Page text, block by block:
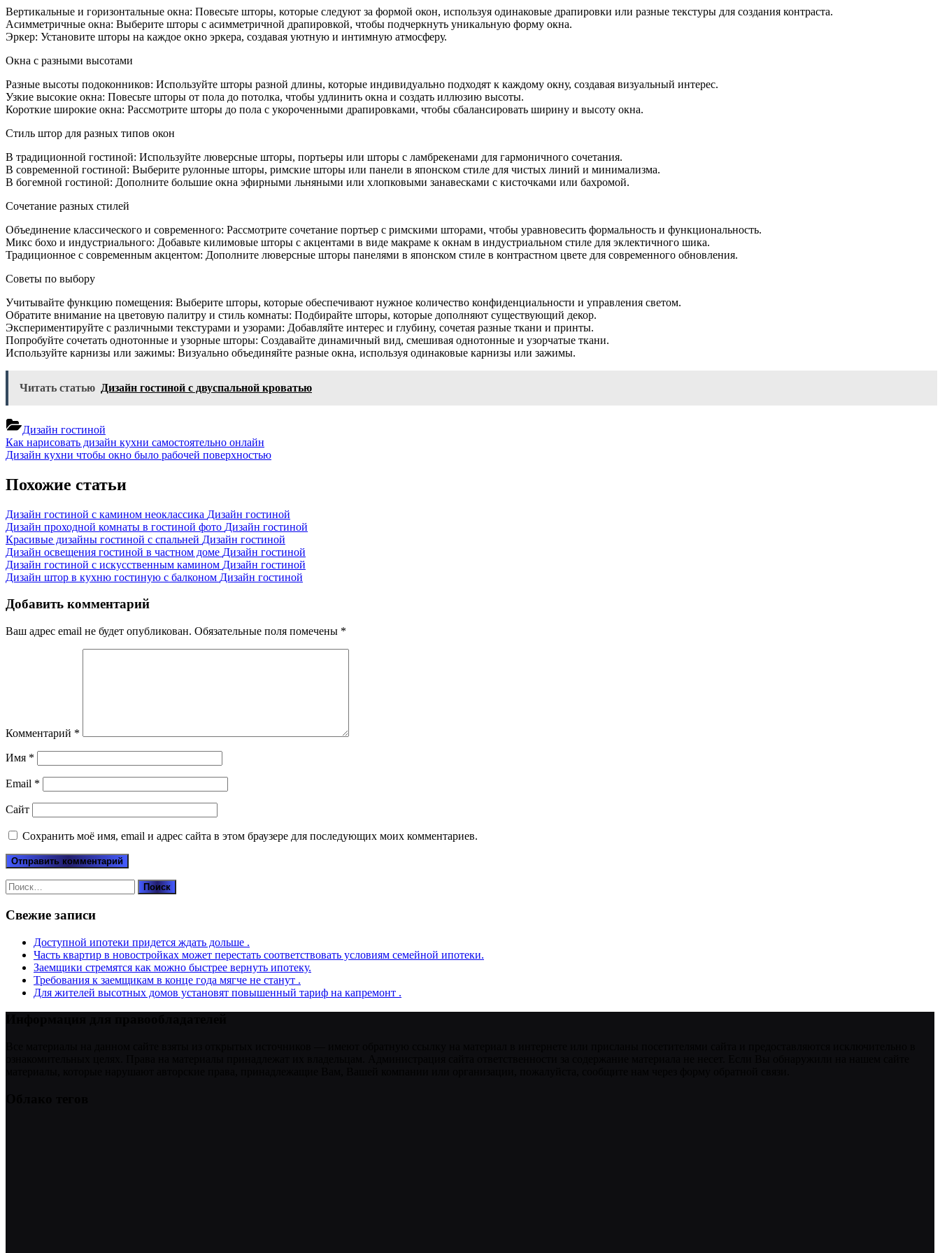
гостиную
с
разными
Вертикальные и горизонтальные окна: Повесьте шторы, которые следуют за формой окон, используя одинаковые драпировки или разные текстуры для создания контраста.
Асимметричные окна: Выберите шторы с асимметричной драпировкой, чтобы подчеркнуть уникальную форму окна.
Эркер: Установите шторы на каждое окно эркера, создавая уютную и интимную атмосферу.
Окна с разными высотами
Разные высоты подоконников: Используйте шторы разной длины, которые индивидуально подходят к каждому окну, создавая визуальный интерес.
Узкие высокие окна: Повесьте шторы от пола до потолка, чтобы удлинить окна и создать иллюзию высоты.
Короткие широкие окна: Рассмотрите шторы до пола с укороченными драпировками, чтобы сбалансировать ширину и высоту окна.
Стиль штор для разных типов окон
В традиционной гостиной: Используйте люверсные шторы, портьеры или шторы с ламбрекенами для гармоничного сочетания.
В современной гостиной: Выберите рулонные шторы, римские шторы или панели в японском стиле для чистых линий и минимализма.
В богемной гостиной: Дополните большие окна эфирными льняными или хлопковыми занавесками с кисточками или бахромой.
Сочетание разных стилей
Объединение классического и современного: Рассмотрите сочетание портьер с римскими шторами, чтобы уравновесить формальность и функциональность.
Микс бохо и индустриального: Добавьте килимовые шторы с акцентами в виде макраме к окнам в индустриальном стиле для эклектичного шика.
Традиционное с современным акцентом: Дополните люверсные шторы панелями в японском стиле в контрастном цвете для современного обновления.
Советы по выбору
Учитывайте функцию помещения: Выберите шторы, которые обеспечивают нужное количество конфиденциальности и управления светом.
Обратите внимание на цветовую палитру и стиль комнаты: Подбирайте шторы, которые дополняют существующий декор.
Экспериментируйте с различными текстурами и узорами: Добавляйте интерес и глубину, сочетая разные ткани и принты.
Попробуйте сочетать однотонные и узорные шторы: Создавайте динамичный вид, смешивая однотонные и узорчатые ткани.
Используйте карнизы или зажимы: Визуально объединяйте разные окна, используя одинаковые карнизы или зажимы.
Читать статью Дизайн гостиной с двуспальной кроватью
Дизайн гостиной
Навигация
по
записям
Previous
Post:
Как нарисовать дизайн кухни самостоятельно онлайн
Next
Дизайн кухни чтобы окно было рабочей поверхностью
Похожие статьи
Дизайн гостиной с камином неоклассика Дизайн гостиной
Дизайн проходной комнаты в гостиной фото Дизайн гостиной
Красивые дизайны гостиной с спальней Дизайн гостиной
Дизайн освещения гостиной в частном доме Дизайн гостиной
Дизайн гостиной с искусственным камином Дизайн гостиной
Дизайн штор в кухню гостиную с балконом Дизайн гостиной
Добавить комментарий
Ваш адрес email не будет опубликован. Обязательные поля помечены *
Комментарий *
Имя *
Email *
Сайт
Сохранить моё имя, email и адрес сайта в этом браузере для последующих моих комментариев.
Найти:
Свежие записи
Доступной ипотеки придется ждать дольше .
Часть квартир в новостройках может перестать соответствовать условиям семейной ипотеки.
Заемщики стремятся как можно быстрее вернуть ипотеку.
Требования к заемщикам в конце года мягче не станут .
Для жителей высотных домов установят повышенный тариф на капремонт .